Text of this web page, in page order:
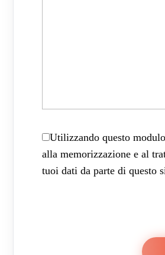
Utilizzando questo
alla memorizzazione e al
tuoi dati da parte di questo